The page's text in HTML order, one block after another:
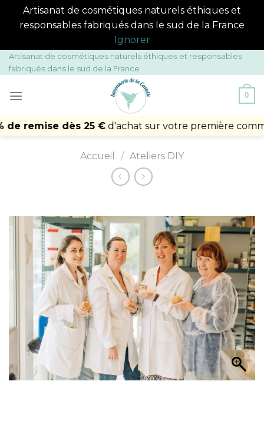
Artisanat de cosmétiques naturels éthiques et
responsables fabriqués dans le sud de la France
Ignorer
Passer
au
Artisanat de cosmétiques naturels éthiques et responsables
fabriqués dans le sud de la France
0
dès 25 €d'achat sur votre première commande*
Accueil / Ateliers DIY